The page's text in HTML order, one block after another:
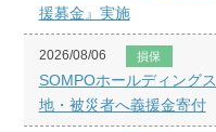
援募金』実施
2026/08/06 損保
SOMPOホールディング
地・被災者へ義援金寄付